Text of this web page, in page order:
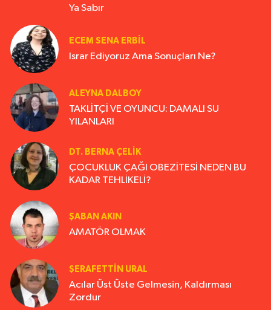
Ya Sabır
ECEM SENA ERBIL
Israr Ediyoruz Ama Sonuçları Ne?
ALEYNA DALBOY
TAKLİTÇİ VE OYUNCU: DAMALI SU
YILANLARI
DT. BERNA ÇELIK
ÇOCUKLUK ÇAĞI OBEZİTESİ NEDEN BU
KADAR TEHLİKELİ?
ŞABAN AKIN
AMATÖR OLMAK
ŞERAFETTIN URAL
Acılar Üst Üste Gelmesin, Kaldırması
Zordur